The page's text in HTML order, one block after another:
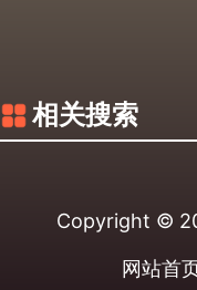
相关搜索
Copyright ©
网站首